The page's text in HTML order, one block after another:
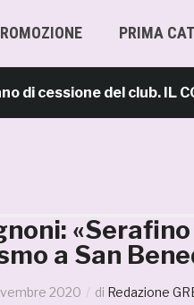
PRIMA
del club. IL
a San
2020 di Redazione